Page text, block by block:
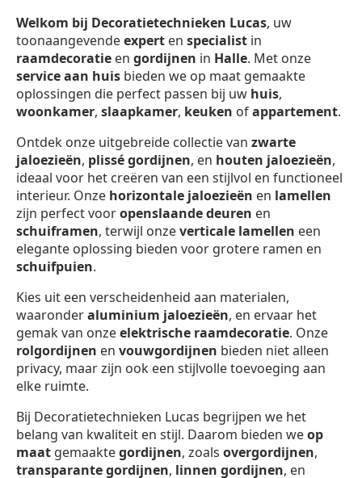
Welkom bij Decoratietechnieken Lucas, uw
toonaangevendeexpert en specialist in
raamdecoratie en gordijnen in Halle. Met onze
service aan huis bieden we op maat gemaakte
oplossingen die perfect passen bij uw huis,
woonkamer, slaapkamer, keuken ofappartement.
Ontdek onze uitgebreide collectie van zwarte
jaloezieën, plissé gordijnen, en houten jaloezieën,
ideaal voor het creëren van een stijlvol en functioneel
interieur. Onze horizontale jaloezieën en lamellen
zijn perfect vooropenslaande deuren en
schuiframen, terwijl onzeverticale lamellen een
elegante oplossing bieden voor grotere ramen en
schuifpuien.
Kies uit een verscheidenheid aan materialen,
waaronderaluminium jaloezieën, en ervaar het
gemak van onzeelektrische raamdecoratie. Onze
rolgordijnen en vouwgordijnen bieden niet alleen
privacy, maar zijn ook een stijlvolle toevoeging aan
elke ruimte.
Bij Decoratietechnieken Lucas begrijpen we het
belang van kwaliteit en stijl. Daarom bieden weop
maat gemaaktegordijnen, zoals overgordijnen,
transparante gordijnen, linnen gordijnen, en